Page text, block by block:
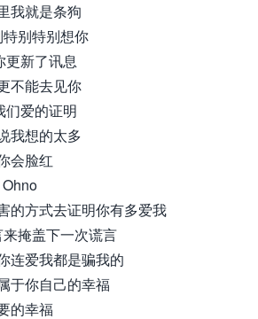
我就是条狗
别特别想你
更新了讯息
不能去见你
们爱的证明
我想的太多
会脸红
的方式去证明你有多爱我
掩盖下一次谎言
连爱我都是骗我的
于你自己的幸福
的幸福